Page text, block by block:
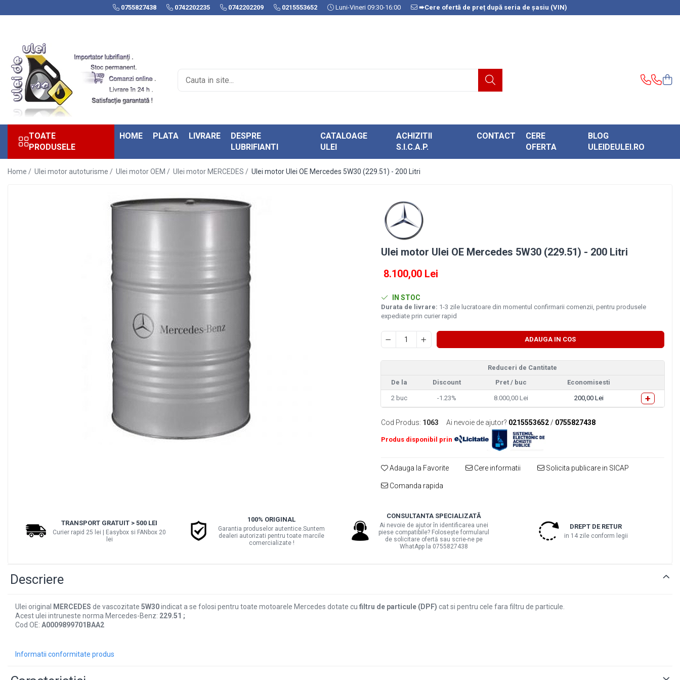
► Detailing si cosmetica
Intretinere interior
Curatare tapiterie auto
Curatare si intretinere piele
Plastice interioare
Perii si pensule
Intretinere exterior
Ceara auto
■ Filtre uscator
Filtre aditivi
Filtre agent racire
Filtre ulei
0755827438 0742202235 0742202209 0215553652 Luni-Vineri 09:30-16:00 ➨Cere ofertă de preț după seria de șasiu (VIN)
TOATE
PRODUSELE
HOME PLATA LIVRARE
DESPRE
LUBRIFIANTI
CATALOAGE
ULEI
ACHIZITII
S.I.C.A.P.
CONTACT
CERE
OFERTA
BLOG
ULEIDEULEI.RO
Home / Ulei motor autoturisme / Ulei motor OEM / Ulei motor MERCEDES / Ulei motor Ulei OE Mercedes 5W30 (229.51) - 200 Litri
Ulei motor Ulei OE Mercedes 5W30 (229.51) - 200 Litri
8.100,00 Lei
IN STOC
Durata de livrare: 1-3 zile lucratoare din momentul confirmarii comenzii, pentru produsele
expediate prin curier rapid
ADAUGA IN COS
Reduceri de Cantitate
De la
Discount Pret / buc Economisesti
2buc -1.23% 8.000,00 Lei 200,00 Lei +
Cod Produs: 1063 Ai nevoie de ajutor? 0215553652 / 0755827438
Produs disponibil prin
Adauga la Favorite Cere informatii Solicita publicare in SICAP
Comanda rapida
TRANSPORT GRATUIT > 500 LEI
Curier rapid 25 lei | Easybox si FANbox 20
lei
100% ORIGINAL
Garantia produselor autentice.Suntem
dealeri autorizati pentru toate marcile
comercializate !
CONSULTANTA SPECIALIZATĂ
Ai nevoie de ajutor în identificarea unei
piese compatibile? Folosește formularul
de solicitare ofertă sau scrie-ne pe
WhatApp la 0755827438
DREPT DE RETUR
in 14 zile conform legii
Descriere
Ulei original MERCEDES de vascozitate 5W30indicat a se folosi pentru toate motoarele Mercedes dotate cu filtru de particule (DPF) cat si pentru cele fara filtru de particule.
Acest ulei intruneste norma Mercedes-Benz: 229.51 ;
Cod OE: A0009899701BAA2
Informatii conformitate produs